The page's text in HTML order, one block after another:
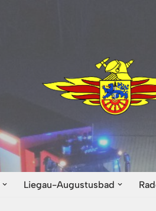
Liegau-Augustusbad